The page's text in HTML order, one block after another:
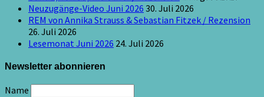
Neuzugänge-Video Juni 2026 30. Juli 2026
REM von Annika Strauss & Sebastian Fitzek / Rezension
26. Juli 2026
Lesemonat Juni 2026 24. Juli 2026
Newsletter abonnieren
Name